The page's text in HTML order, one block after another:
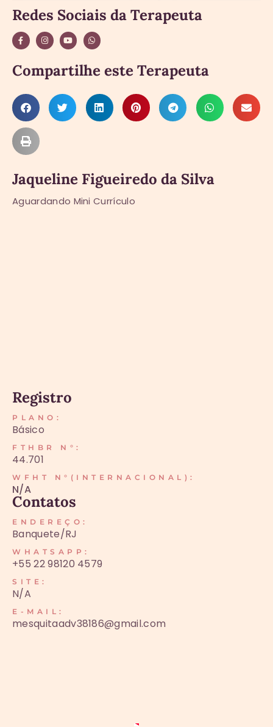
Redes Sociais da Terapeuta
Compartilhe este Terapeuta
Jaqueline Figueiredo da Silva
Aguardando Mini Currículo
Registro
PLANO:
Básico
FTHBR N°:
44.701
WFHT N°(INTERNACIONAL):
N/A
Contatos
ENDEREÇO:
Banquete/RJ
WHATSAPP:
+55 22 98120 4579
SITE:
N/A
E-MAIL:
mesquitaadv38186@gmail.com